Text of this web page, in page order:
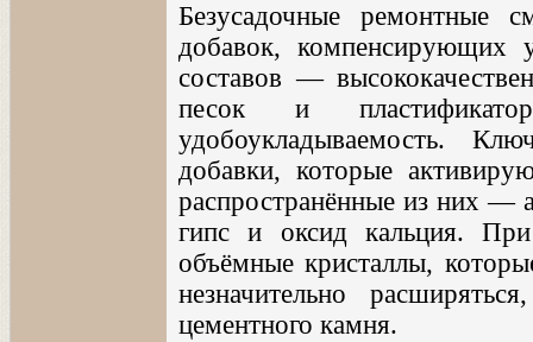
Безусадочные ремонтные
добавок, компенсирующих
составов —
песок и
удобоукладываемость.
добавки, которые
распространённые из них —
гипс и оксид кальция.
объёмные кристаллы,
незначительно
цементного камня.